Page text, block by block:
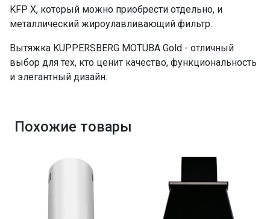
KFP X, который можно приобрести отдельно, и
металлический жироулавливающий фильтр.
Вытяжка KUPPERSBERG MOTUBA Gold - отличный
выбор для тех, кто ценит качество, функциональность
и элегантный дизайн.
Похожие товары